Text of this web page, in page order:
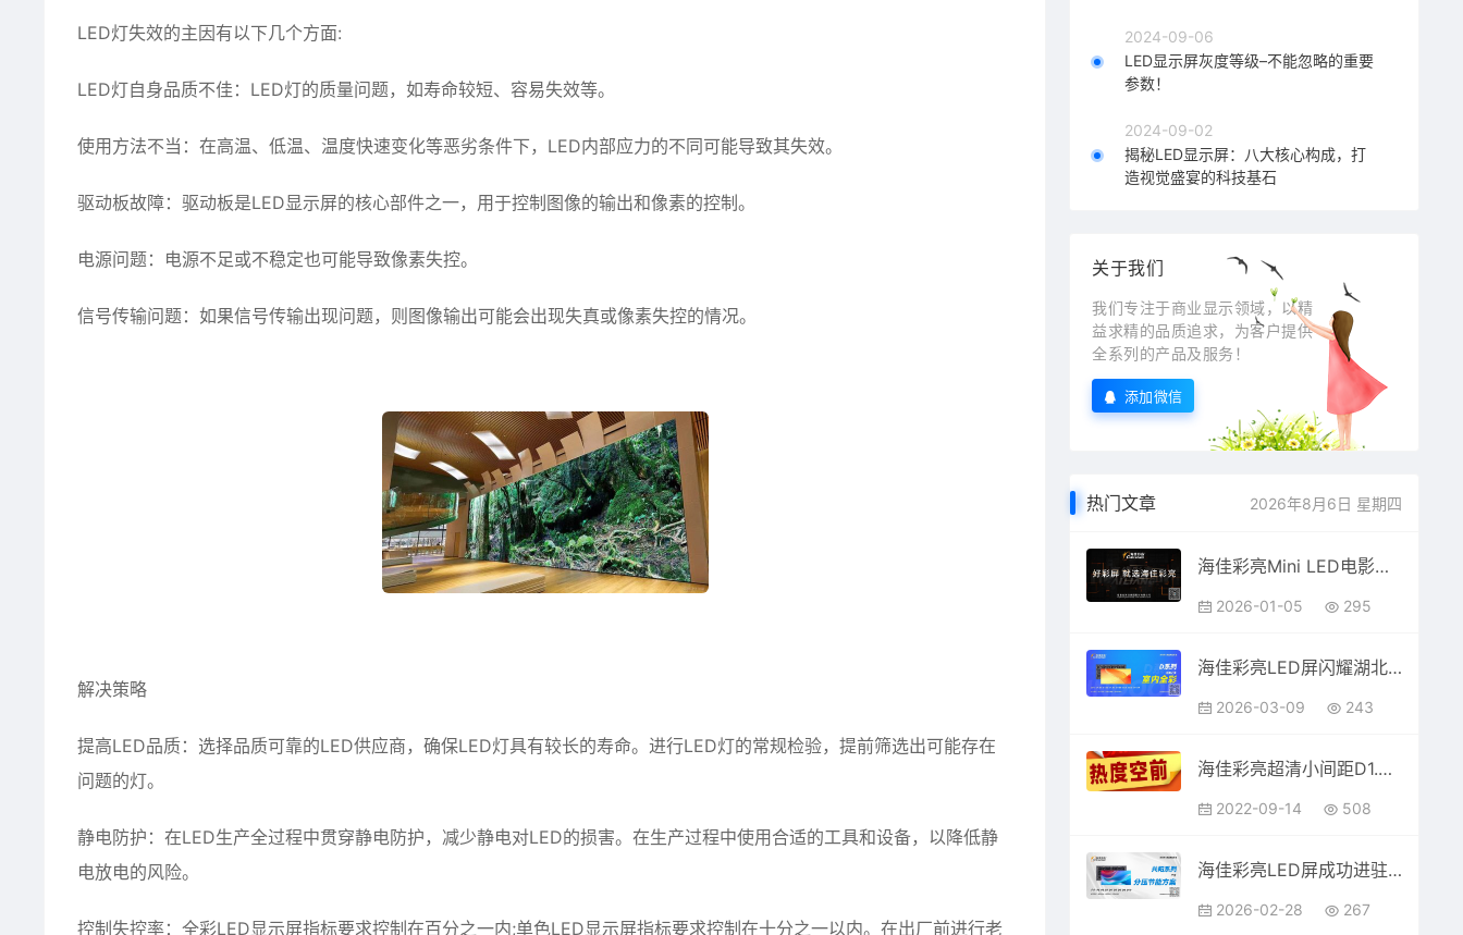
LED灯失效的主因有以下几个方面:
LED灯自身品质不佳：LED灯的质量问题，如寿命较短、容易失效等。
使用方法不当：在高温、低温、温度快速变化等恶劣条件下，LED内部应力的不同可能导致其失效。
驱动板故障：驱动板是LED显示屏的核心部件之一，用于控制图像的输出和像素的控制。
电源问题：电源不足或不稳定也可能导致像素失控。
信号传输问题：如果信号传输出现问题，则图像输出可能会出现失真或像素失控的情况。
解决策略
提高LED品质：选择品质可靠的LED供应商，确保LED灯具有较长的寿命。进行LED灯的常规检验，提前筛选出可能存在
问题的灯。
静电防护：在LED生产全过程中贯穿静电防护，减少静电对LED的损害。在生产过程中使用合适的工具和设备，以降低静
电放电的风险。
控制失控率：全彩LED显示屏指标要求控制在百分之一内;单色LED显示屏指标要求控制在十分之一以内。在出厂前进行老
2024-09-06
LED显示屏灰度等级–不能忽略的重要
参数！
2024-09-02
揭秘LED显示屏：八大核心构成，打
造视觉盛宴的科技基石
关于我们
我们专注于商业显示领域，以精
益求精的品质追求，为客户提供
全系列的产品及服务！
添加微信
热门文章 2026年8月6日 星期四
海佳彩亮Mini LED电影屏正式登陆北美院线 年产能即将突破10万片
2026-01-05 295
海佳彩亮LED屏闪耀湖北学校，135㎡教室护眼显示新选择
2026-03-09 243
海佳彩亮超清小间距D1.25/D1.53 热度飙升
2022-09-14 508
海佳彩亮LED屏成功进驻湖北五州国际皇冠酒店，30㎡宴会厅呈现视觉盛宴新高度
2026-02-28 267